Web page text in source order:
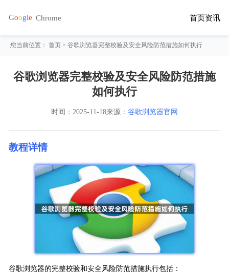
首页资讯
您当前位置：首页 > 谷歌浏览器完整校验及安全风险防范措施如何执行
谷歌浏览器完整校验及安全风险防范措施
如何执行
时间： 2025-11-18来源： 谷歌浏览器官网
教程详情
谷歌浏览器的完整校验和安全风险防范措施执行包括：